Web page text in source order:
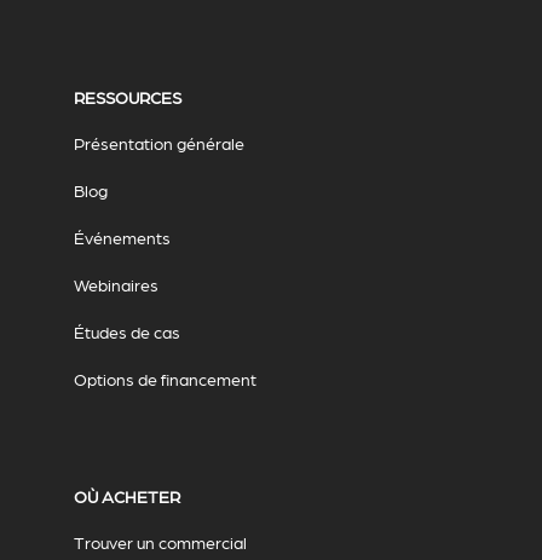
RESSOURCES
Présentation générale
Blog
Événements
Webinaires
Études de cas
Options de financement
OÙ ACHETER
Trouver un commercial